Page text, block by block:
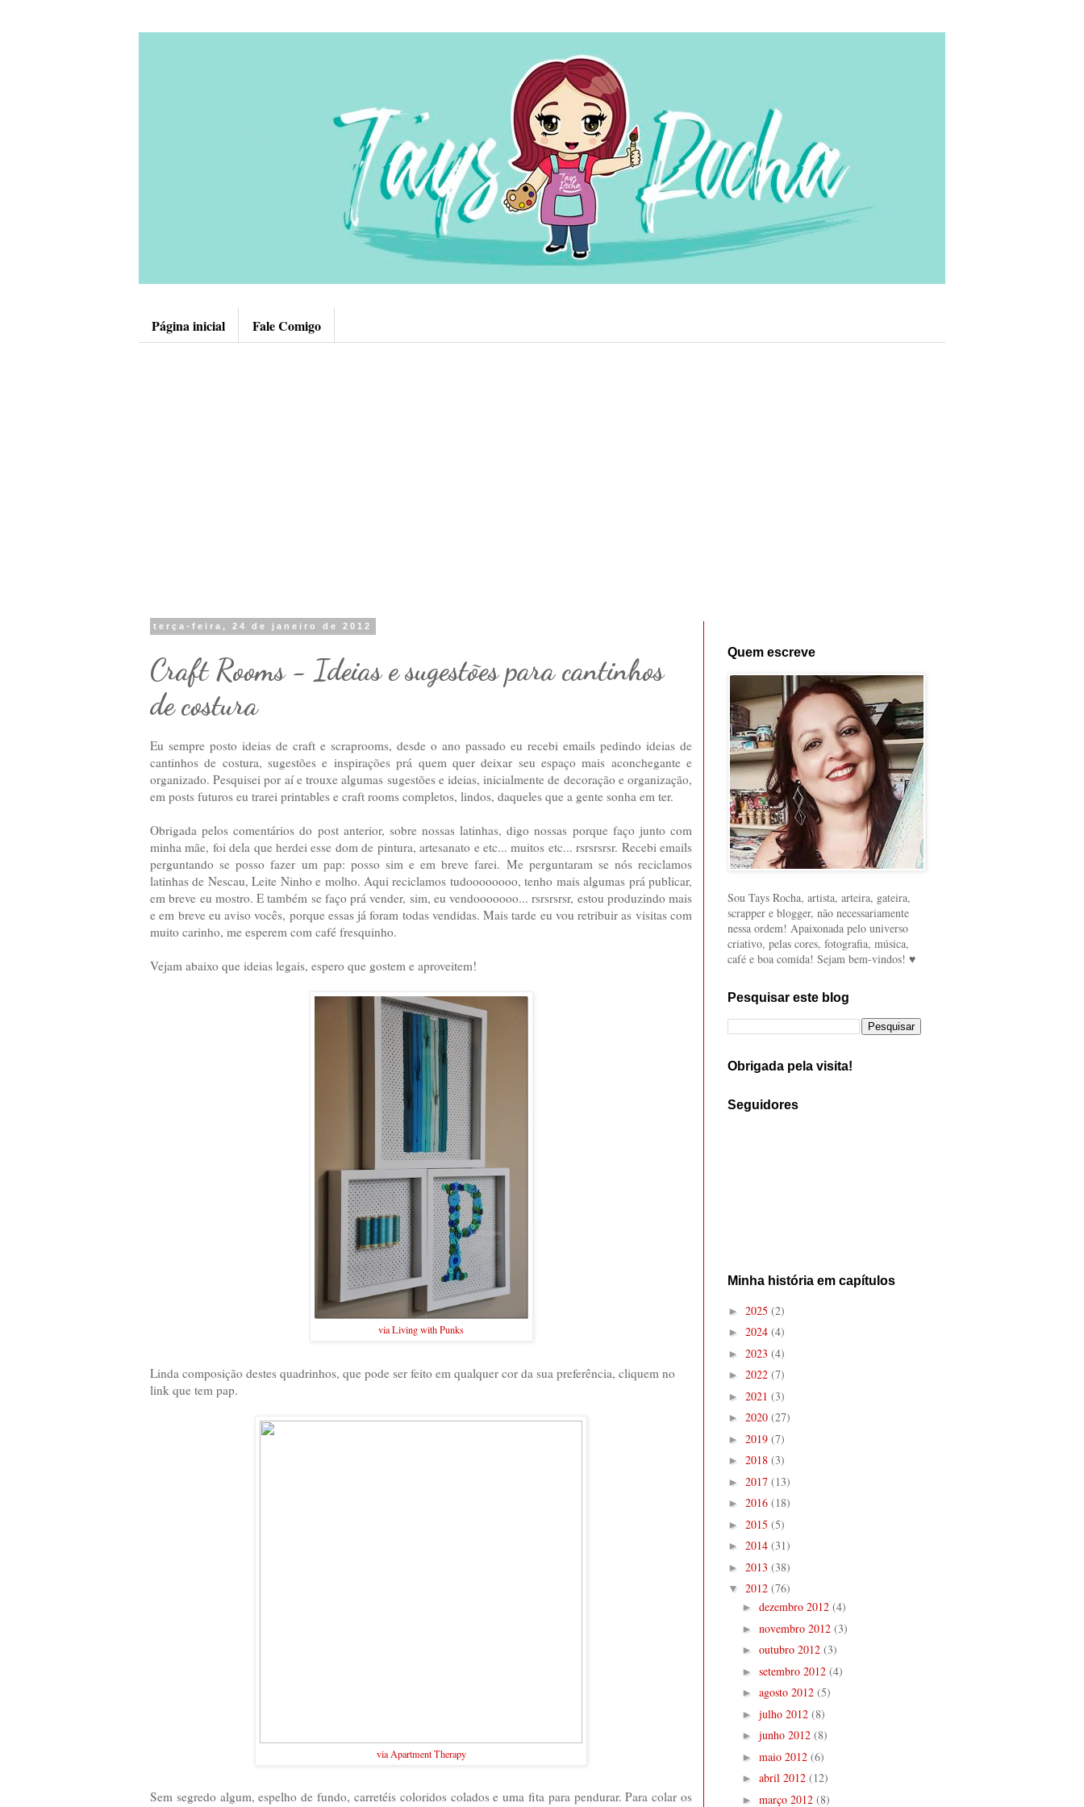
Página inicial Fale Comigo
terça-feira, 24 de janeiro de 2012
Craft Rooms - Ideias e sugestões para cantinhos
de costura
Eu sempre posto ideias de craft e scraprooms, desde o ano passado eu recebi emails pedindo ideias de
cantinhos de costura, sugestões e inspirações prá quem quer deixar seu espaço mais aconchegante e
organizado. Pesquisei por aí e trouxe algumas sugestões e ideias, inicialmente de decoração e organização,
em posts futuros eu trarei printables e craft rooms completos, lindos, daqueles que a gente sonha em ter.
Obrigada pelos comentários do post anterior, sobre nossas latinhas, digo nossas porque faço junto com
minha mãe, foi dela que herdei esse dom de pintura, artesanato e etc... muitos etc... rsrsrsrsr. Recebi emails
perguntando se posso fazer um pap: posso sim e em breve farei. Me perguntaram se nós reciclamos
latinhas de Nescau, Leite Ninho e molho. Aqui reciclamos tudoooooooo, tenho mais algumas prá publicar,
em breve eu mostro. E também se faço prá vender, sim, eu vendooooooo... rsrsrsrsr, estou produzindo mais
e em breve eu aviso vocês, porque essas já foram todas vendidas. Mais tarde eu vou retribuir as visitas com
muito carinho, me esperem com café fresquinho.
Vejam abaixo que ideias legais, espero que gostem e aproveitem!
via Living with Punks
Linda composição destes quadrinhos, que pode ser feito em qualquer cor da sua preferência, cliquem no
link que tem pap.
via Apartment Therapy
Sem segredo algum, espelho de fundo, carretéis coloridos colados e uma fita para pendurar. Para colar os
Quem escreve
Sou Tays Rocha, artista, arteira, gateira,
scrapper e blogger, não necessariamente
nessa ordem! Apaixonada pelo universo
criativo, pelas cores, fotografia, música,
café e boa comida! Sejam bem-vindos! ♥
Pesquisar este blog
Obrigada pela visita!
Seguidores
Minha história em capítulos
► 2025 (2)
► 2024 (4)
► 2023 (4)
► 2022 (7)
► 2021 (3)
► 2020 (27)
► 2019 (7)
► 2018 (3)
► 2017 (13)
► 2016 (18)
► 2015 (5)
► 2014 (31)
► 2013 (38)
▼ 2012 (76)
► dezembro 2012 (4)
► novembro 2012 (3)
► outubro 2012 (3)
► setembro 2012 (4)
► agosto 2012 (5)
► julho 2012 (8)
► junho 2012 (8)
► maio 2012 (6)
► abril 2012 (12)
► março 2012 (8)